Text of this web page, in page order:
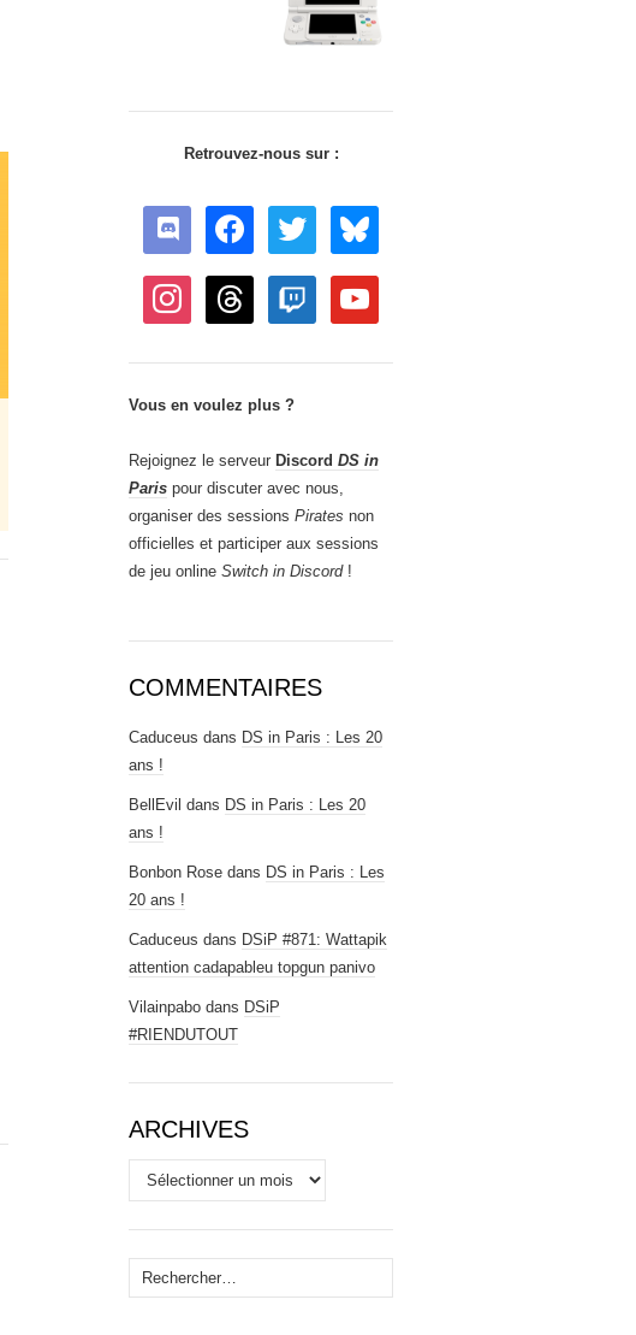
Retrouvez-nous sur :
discord facebook twitter bluesky
instagram threads twitch youtube
Vous en voulez plus ?
Rejoignez le serveur Discord DS in
Paris pour discuter avec nous,
organiser des sessions Pirates non
officielles et participer aux sessions
de jeu online Switch in Discord!
COMMENTAIRES
Caduceus dans DS in Paris : Les 20
ans !
BellEvil dans DS in Paris : Les 20
ans !
Bonbon Rose dans DS in Paris : Les
20 ans !
Caduceus dans DSiP #871: Wattapik
attention cadapableu topgun panivo
Vilainpabo dans DSiP
#RIENDUTOUT
ARCHIVES
Archives
Rechercher :